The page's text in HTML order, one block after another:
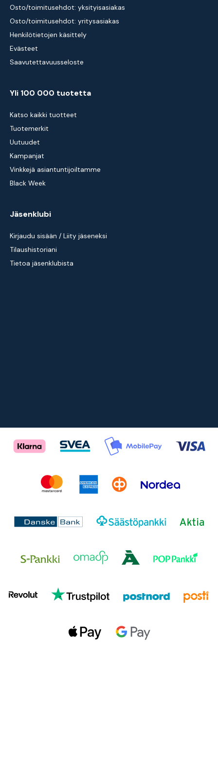
Osto/toimitusehdot: yksityisasiakas
Osto/toimitusehdot: yritysasiakas
Henkilötietojen käsittely
Evästeet
Saavutettavuusseloste
Yli 100 000 tuotetta
Katso kaikki tuotteet
Tuotemerkit
Uutuudet
Kampanjat
Vinkkejä asiantuntijoiltamme
Black Week
Jäsenklubi
Kirjaudu sisään / Liity jäseneksi
Tilaushistoriani
Tietoa jäsenklubista